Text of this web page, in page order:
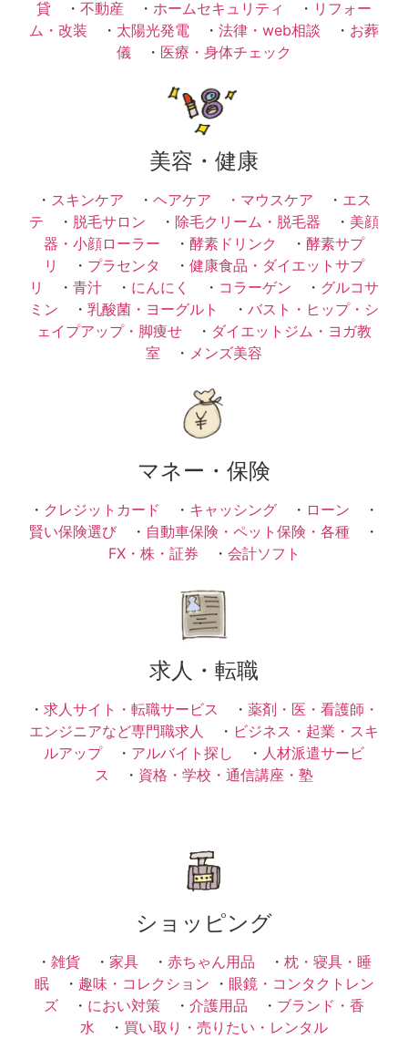
貸 ・ 不動産 ・ ホームセキュリティ ・ リフォー
ム・改装 ・ 太陽光発電 ・ 法律・web相談 ・ お葬
儀 ・ 医療・身体チェック
美容・健康
・ スキンケア ・ ヘアケア ・ マウスケア ・ エス
テ ・ 脱毛サロン ・ 除毛クリーム・脱毛器 ・ 美顔
器・小顔ローラー ・ 酵素ドリンク ・ 酵素サプ
リ
・ プラセンタ ・ 健康食品・ダイエットサプ
リ
・ 青汁 ・ にんにく ・ コラーゲン ・ グルコサ
ミン ・ 乳酸菌・ヨーグルト ・ バスト・ヒップ・シ
ェイプアップ・脚痩せ ・ ダイエットジム・ヨガ教
室 ・ メンズ美容
マネー・保険
・ クレジットカード ・ キャッシング ・ ローン ・
賢い保険選び ・ 自動車保険・ペット保険・各種 ・
FX・株・証券 ・ 会計ソフト
求人・転職
・ 求人サイト・転職サービス ・ 薬剤・医・看護師・
エンジニアなど専門職求人
・ ビジネス・起業・スキ
ルアップ・ アルバイト探し ・ 人材派遣サービ
ス ・ 資格・学校・通信講座・塾
ショッピング
・ 雑貨 ・ 家具 ・ 赤ちゃん用品 ・ 枕・寝具・睡
眠・ 趣味・コレクション ・ 眼鏡・コンタクトレン
ズ ・ におい対策 ・ 介護用品 ・ ブランド・香
水 ・ 買い取り・売りたい・レンタル